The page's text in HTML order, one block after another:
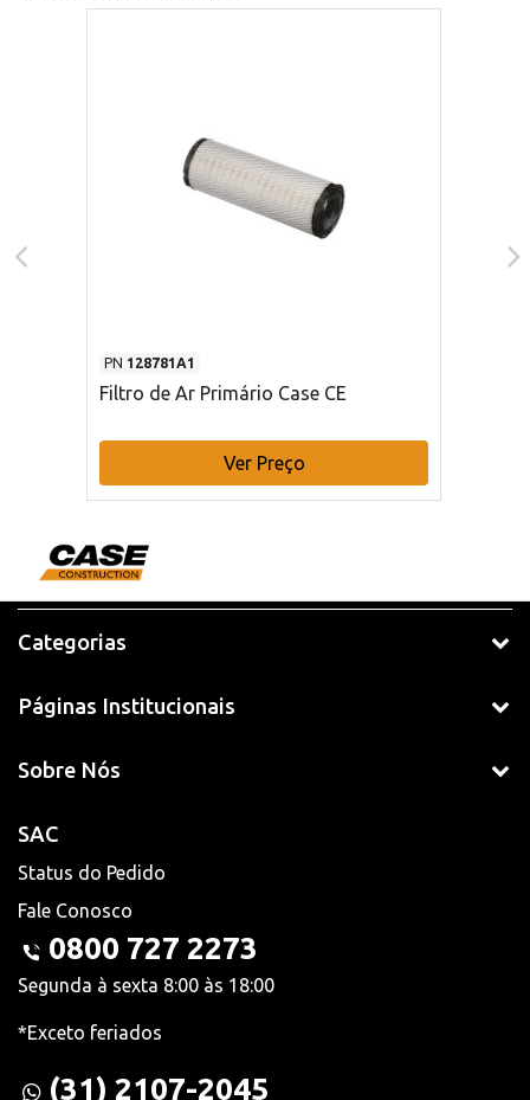
PN 128781A1
Filtro de Ar Primário Case CE
Ver Preço
Categorias
Páginas Institucionais
Sobre Nós
SAC
Status do Pedido
Fale Conosco
0800 727 2273
Segunda à sexta 8:00 às 18:00
*Exceto feriados
(31) 2107-2045